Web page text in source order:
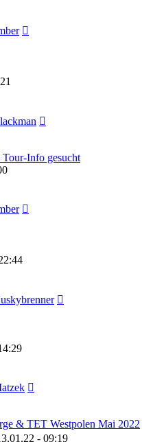
Info gesucht
& TET Westpolen Mai 2022
- 09:19